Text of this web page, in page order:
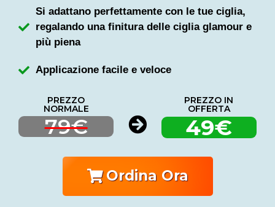
Si adattano perfettamente con le tue ciglia,
regalando una finitura delle ciglia glamour e
più piena
Applicazione facile e veloce
PREZZO
NORMALE
79€
PREZZO IN
OFFERTA
49€
Ordina Ora